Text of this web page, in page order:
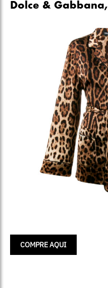
Dolce & Gabbana,
COMPRE AQUI